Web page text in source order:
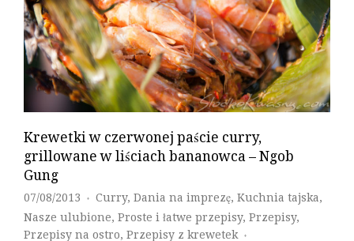
Krewetki w czerwonej paście curry,
grillowane w liściach bananowca – Ngob
Gung
07/08/2013 ♦ Curry, Dania na imprezę, Kuchnia tajska,
Nasze ulubione, Proste i łatwe przepisy, Przepisy,
Przepisy na ostro, Przepisy z krewetek ♦